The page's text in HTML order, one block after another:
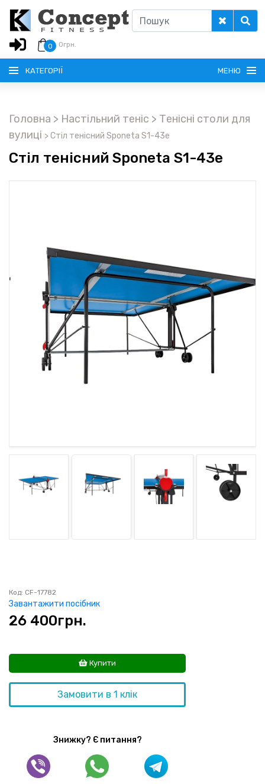
0 0грн.
КАТЕГОРІЇ МЕНЮ
РУССКИЙ
ГОЛОВНА
ГАРАНТІЯ
ОФЕРТА
КОНТАКТИ
(093) 170-98-23
Головна > Настільний теніс > Тенісні столи для
вулиці >Стіл тенісний Sponeta S1-43e
Стіл тенісний Sponeta S1-43e
Код: CF-17782
Завантажити посібник
26 400грн.
Купити
Замовити в 1 клік
Знижку? Є питання?